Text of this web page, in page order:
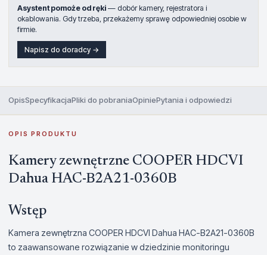
Asystent pomoże od ręki — dobór kamery, rejestratora i
okablowania. Gdy trzeba, przekażemy sprawę odpowiedniej osobie w
firmie.
Napisz do doradcy →
OpisSpecyfikacjaPliki do pobraniaOpiniePytania i odpowiedzi
OPIS PRODUKTU
Kamery zewnętrzne COOPER HDCVI
Dahua HAC-B2A21-0360B
Wstęp
Kamera zewnętrzna COOPER HDCVI Dahua HAC-B2A21-0360B
to zaawansowane rozwiązanie w dziedzinie monitoringu